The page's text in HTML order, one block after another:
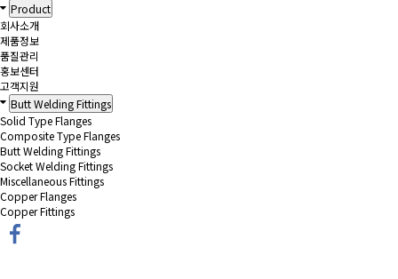
Product
회사소개
제품정보
품질관리
홍보센터
고객지원
Butt Welding Fittings
Solid Type Flanges
Composite Type Flanges
Butt Welding Fittings
Socket Welding Fittings
Miscellaneous Fittings
Copper Flanges
Copper Fittings